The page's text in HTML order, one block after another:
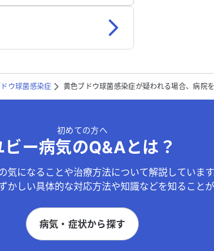
ウ球菌感染症 黄色ブドウ球菌感染症が疑われる場合、病院
初めての方へ
ビー病気のQ&Aとは？
気になることや治療方法について解説していま
かしい具体的な対応方法や知識などを知ることが
病気・症状から探す